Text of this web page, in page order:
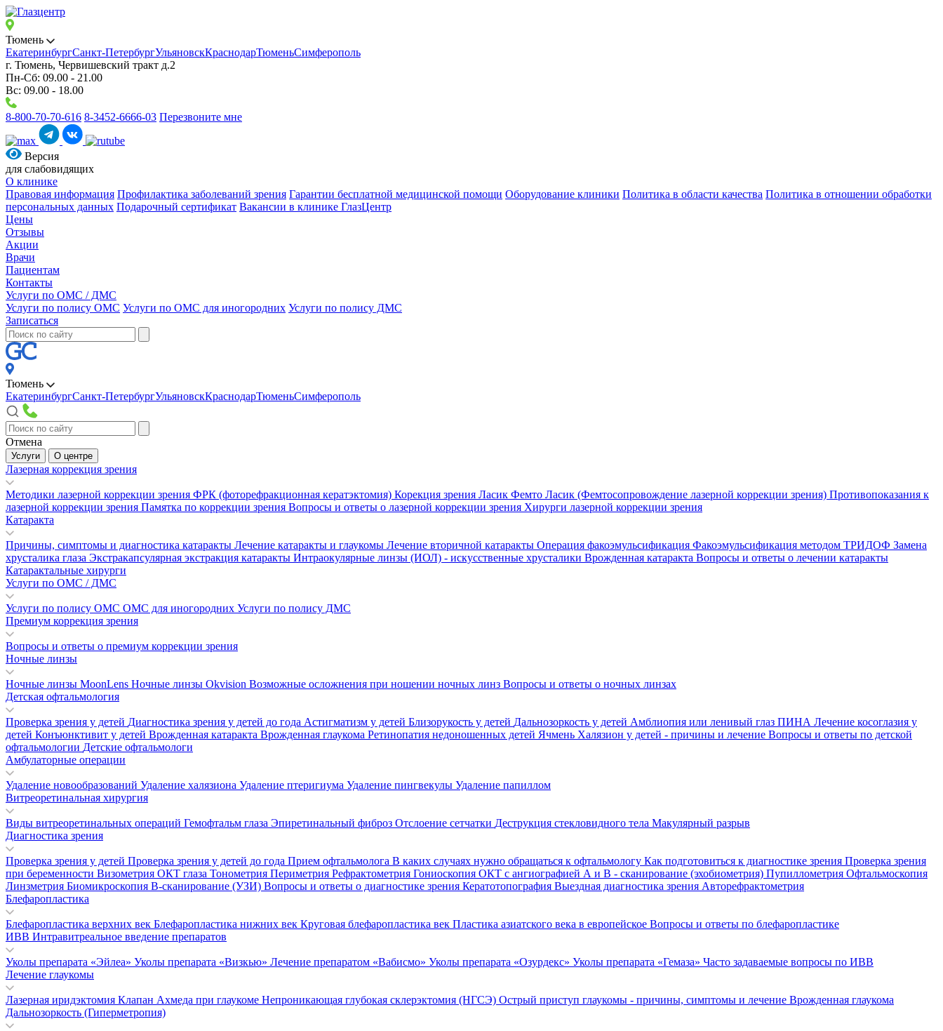
Тюмень
ЕкатеринбургСанкт-ПетербургУльяновскКраснодарТюменьСимферополь
г. Тюмень, Червишевский тракт д.2
Пн-Сб: 09.00 - 21.00
Вс: 09.00 - 18.00
8-800-70-70-616 8-3452-6666-03 Перезвоните мне
Версия
для слабовидящих
О клинике
Правовая информация Профилактика заболеваний зрения Гарантии бесплатной медицинской помощи Оборудование клиники Политика в области качества Политика в отношении обработки
персональных данных Подарочный сертификат Вакансии в клинике ГлазЦентр
Цены
Отзывы
Акции
Врачи
Пациентам
Контакты
Услуги по ОМС / ДМС
Услуги по полису ОМС Услуги по ОМС для иногородних Услуги по полису ДМС
Записаться
Тюмень
ЕкатеринбургСанкт-ПетербургУльяновскКраснодарТюменьСимферополь
Отмена
Услуги О центре
Лазерная коррекция зрения
Методики лазерной коррекции зрения ФРК (фоторефракционная кератэктомия) Корекция зрения Ласик Фемто Ласик (Фемтосопровождение лазерной коррекции зрения) Противопоказания к
лазерной коррекции зрения Памятка по коррекции зрения Вопросы и ответы о лазерной коррекции зрения Хирурги лазерной коррекции зрения
Катаракта
Причины, симптомы и диагностика катаракты Лечение катаракты и глаукомы Лечение вторичной катаракты Операция факоэмульсификация Факоэмульсификация методом ТРИДОФ Замена
хрусталика глаза Экстракапсулярная экстракция катаракты Интраокулярные линзы (ИОЛ) - искусственные хрусталики Врожденная катаракта Вопросы и ответы о лечении катаракты
Катарактальные хирурги
Услуги по ОМС / ДМС
Услуги по полису ОМС ОМС для иногородних Услуги по полису ДМС
Премиум коррекция зрения
Вопросы и ответы о премиум коррекции зрения
Ночные линзы
Ночные линзы MoonLens Ночные линзы Okvision Возможные осложнения при ношении ночных линз Вопросы и ответы о ночных линзах
Детская офтальмология
Проверка зрения у детей Диагностика зрения у детей до года Астигматизм у детей Близорукость у детей Дальнозоркость у детей Амблиопия или ленивый глаз ПИНА Лечение косоглазия у
детей Конъюнктивит у детей Врожденная катаракта Врожденная глаукома Ретинопатия недоношенных детей Ячмень Халязион у детей - причины и лечение Вопросы и ответы по детской
офтальмологии Детские офтальмологи
Амбулаторные операции
Удаление новообразований Удаление халязиона Удаление птеригиума Удаление пингвекулы Удаление папиллом
Витреоретинальная хирургия
Виды витреоретинальных операций Гемофтальм глаза Эпиретинальный фиброз Отслоение сетчатки Деструкция стекловидного тела Макулярный разрыв
Диагностика зрения
Проверка зрения у детей Проверка зрения у детей до года Прием офтальмолога В каких случаях нужно обращаться к офтальмологу Как подготовиться к диагностике зрения Проверка зрения
при беременности Визометрия ОКТ глаза Тонометрия Периметрия Рефрактометрия Гониоскопия ОКТ с ангиографией А и В - сканирование (эхобиометрия) Пупиллометрия Офтальмоскопия
Линзметрия Биомикроскопия В-сканирование (УЗИ) Вопросы и ответы о диагностике зрения Кератотопография Выездная диагностика зрения Авторефрактометрия
Блефаропластика
Блефаропластика верхних век Блефаропластика нижних век Круговая блефаропластика век Пластика азиатского века в европейское Вопросы и ответы по блефаропластике
ИВВ Интравитреальное введение препаратов
Уколы препарата «Эйлеа» Уколы препарата «Визкью» Лечение препаратом «Вабисмо» Уколы препарата «Озурдекс» Уколы препарата «Гемаза» Часто задаваемые вопросы по ИВВ
Лечение глаукомы
Лазерная иридэктомия Клапан Ахмеда при глаукоме Непроникающая глубокая склерэктомия (НГСЭ) Острый приступ глаукомы - причины, симптомы и лечение Врожденная глаукома
Дальнозоркость (Гиперметропия)